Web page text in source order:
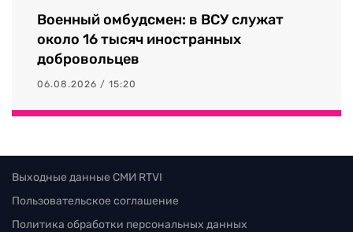
Военный омбудсмен: в ВСУ служат
около 16 тысяч иностранных
добровольцев
06.08.2026 / 15:20
Выходные данные СМИ RTVI
Пользовательское соглашение
Политика обработки персональных данных